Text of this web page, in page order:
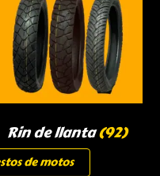
Rin de llanta(92)
de motos